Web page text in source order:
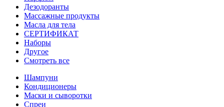
Дезодоранты
Массажные продукты
Масла для тела
СЕРТИФИКАТ
Наборы
Другое
Смотреть все
Шампуни
Кондиционеры
Маски и сыворотки
Спреи